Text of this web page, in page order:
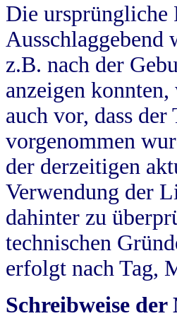
Die ursprüngliche
Ausschlaggebend
z.B. nach der
anzeigen
auch vor, dass
vorgenommen
der derzeitigen
Verwendung der
dahinter zu
technischen
erfolgt nach Tag,
Schreibweise der